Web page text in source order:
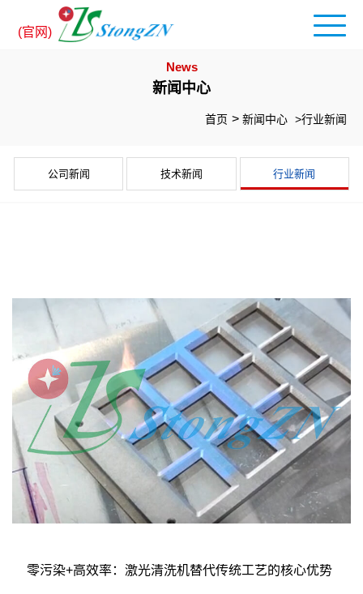
(官网)
News
新闻中心
首页 新闻中心 >行业新闻
公司新闻 技术新闻 行业新闻
零污染+高效率：激光清洗机替代传统工艺的核心优势